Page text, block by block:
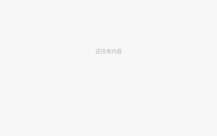
还没有内容